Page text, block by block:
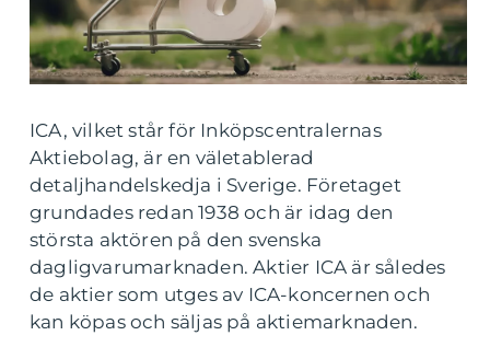
ICA, vilket står för Inköpscentralernas
Aktiebolag, är en väletablerad
detaljhandelskedja i Sverige. Företaget
grundades redan 1938 och är idag den
största aktören på den svenska
dagligvarumarknaden. Aktier ICA är således
de aktier som utges av ICA-koncernen och
kan köpas och säljas på aktiemarknaden.